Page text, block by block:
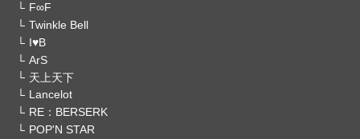
F∞F
Twinkle Bell
I♥B
ArS
天上天下
Lancelot
RE：BERSERK
POP'N STAR